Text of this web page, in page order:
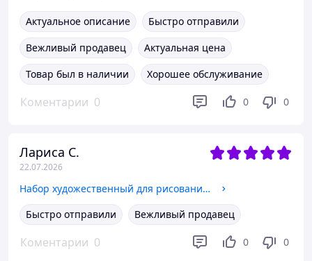
Актуальное описание
Быстро отправили
Вежливый продавец
Актуальная цена
Товар был в наличии
Хорошее обслуживание
Коментарии 0 0 0
Лариса С.
22.07.2026
Набор художественный для рисования и творчества для детей Belagio на 258 предметов Видеообзор!
Быстро отправили
Вежливый продавец
Коментарии 0 0 0